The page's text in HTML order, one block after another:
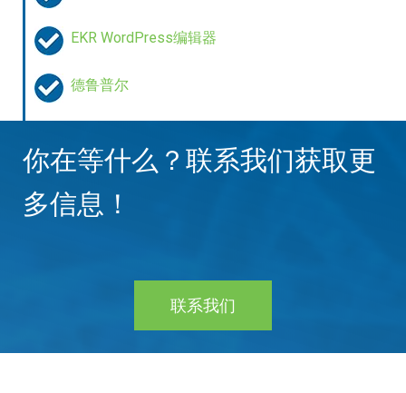
Vega
Faac
Fratelli Comunello
EKR WordPress编辑器
德鲁普尔
你在等什么？联系我们获取更
多信息！
联系我们